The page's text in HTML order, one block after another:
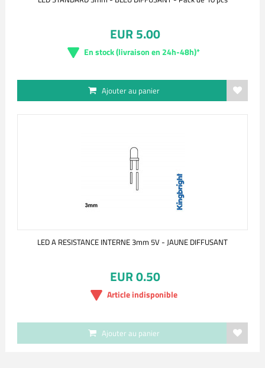
EUR 5.00
En stock (livraison en 24h-48h)*
Ajouter au panier
LED A RESISTANCE INTERNE 3mm 5V - JAUNE DIFFUSANT
EUR 0.50
Article indisponible
Ajouter au panier